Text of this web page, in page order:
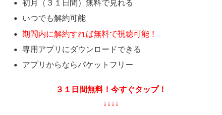
初月（３１日間）無料で見れる
いつでも解約可能
期間内に解約すれば無料で視聴可能！
専用アプリにダウンロードできる
アプリからならパケットフリー
３１日間無料！今すぐタップ！
↓↓↓↓